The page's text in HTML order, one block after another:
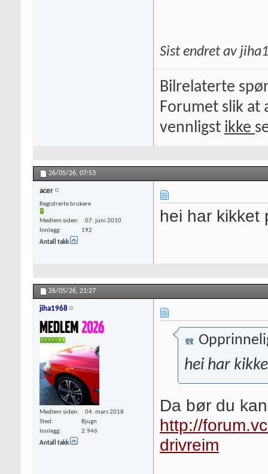
Sist endret av
Bilrelaterte
Forumet slik at
vennligst ikke
26/05/26, 07:53
acer
Registrerte brukere
Medlem siden
07. juni 2010
Innlegg
192
Antall takk
hei har kikket
26/05/26, 21:27
jiha1968
Medlem siden
04. mars 2018
Sted
Bjugn
Innlegg
2.946
Antall takk
hei har
Da bør du
http://
drivreim